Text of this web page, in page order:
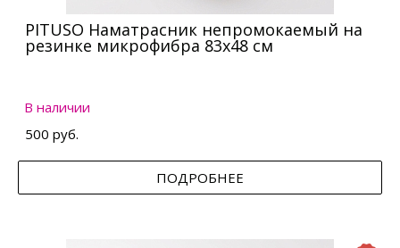
PITUSO Наматрасник непромокаемый на
резинке микрофибра 83х48 см
В наличии
500 руб.
ПОДРОБНЕЕ